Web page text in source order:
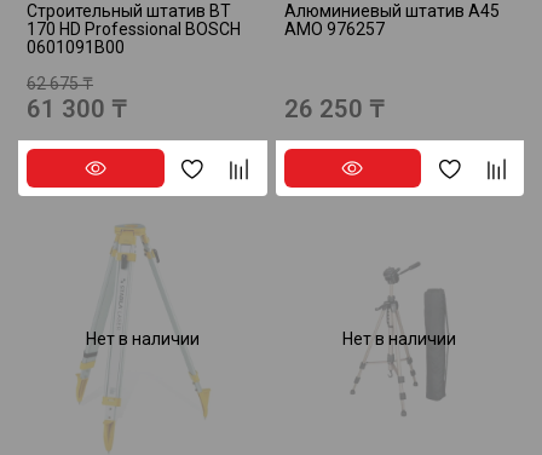
Строительный штатив BT
170 HD Professional BOSCH
0601091B00
62 675 ₸
61 300 ₸
Алюминиевый штатив A45
AMO 976257
26 250 ₸
Нет в наличии Нет в наличии